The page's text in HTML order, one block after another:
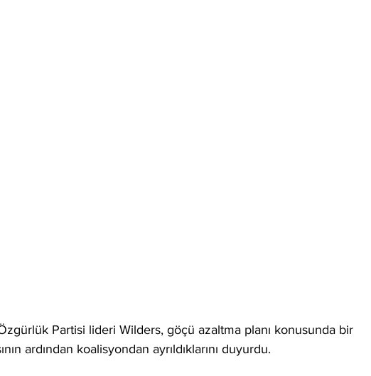
Özgürlük Partisi lideri Wilders, göçü azaltma planı konusunda bir
ardından koalisyondan ayrıldıklarını duyurdu.